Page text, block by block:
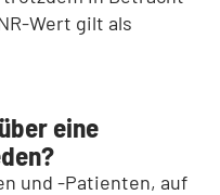
Wert gilt als
eine
und -Patienten, auf